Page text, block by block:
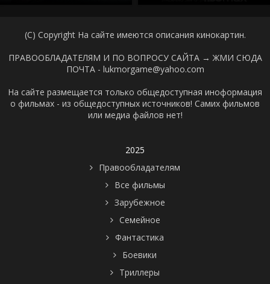
(C) Copyright На сайте имеются описания кинокартин.
ПРАВООБЛАДАТЕЛЯМ И ПО ВОПРОСУ САЙТА → ЖМИ СЮДА
ПОЧТА - lukmorgame@yahoo.com
На сайте размещается только общедоступная иноформация
о фильмах - из общедоступных источников! Самих фильмов
или медиа файлов нет!
2025
Правообладателям
Все фильмы
Зарубежное
Семейное
Фантастика
Боевики
Триллеры